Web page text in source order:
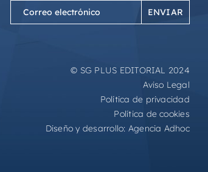
Correo
electrónico
© SG PLUS EDITORIAL 2024
Aviso Legal
Política de privacidad
Política de cookies
Diseño y desarrollo: Agencia Adhoc